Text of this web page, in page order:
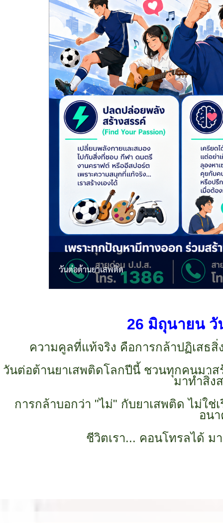
ความก้าวหน้าในการดำเนินงานตามแผนการด
หนังสือราชการ
ข่าวประชาสัมพันธ์เพื่อเสริมสร้างคุณธรรมและ
สถิติข้อมูลการให้บริการประชาชน
วันต่อต้านยาเสพติด
26 มิถุนายน วั
ความคูลที่แท้จริง คือการกล้าปฏิเสธ
วันต่อต้านยาเสพติดโลกปีนี้ ชวนทุกคนมาส
มาทำสิ่ง
การกล้าบอกว่า "ไม่" กับยาเสพติด ไม่ใช่
อน
ชีวิตเรา... คอนโทรลได้